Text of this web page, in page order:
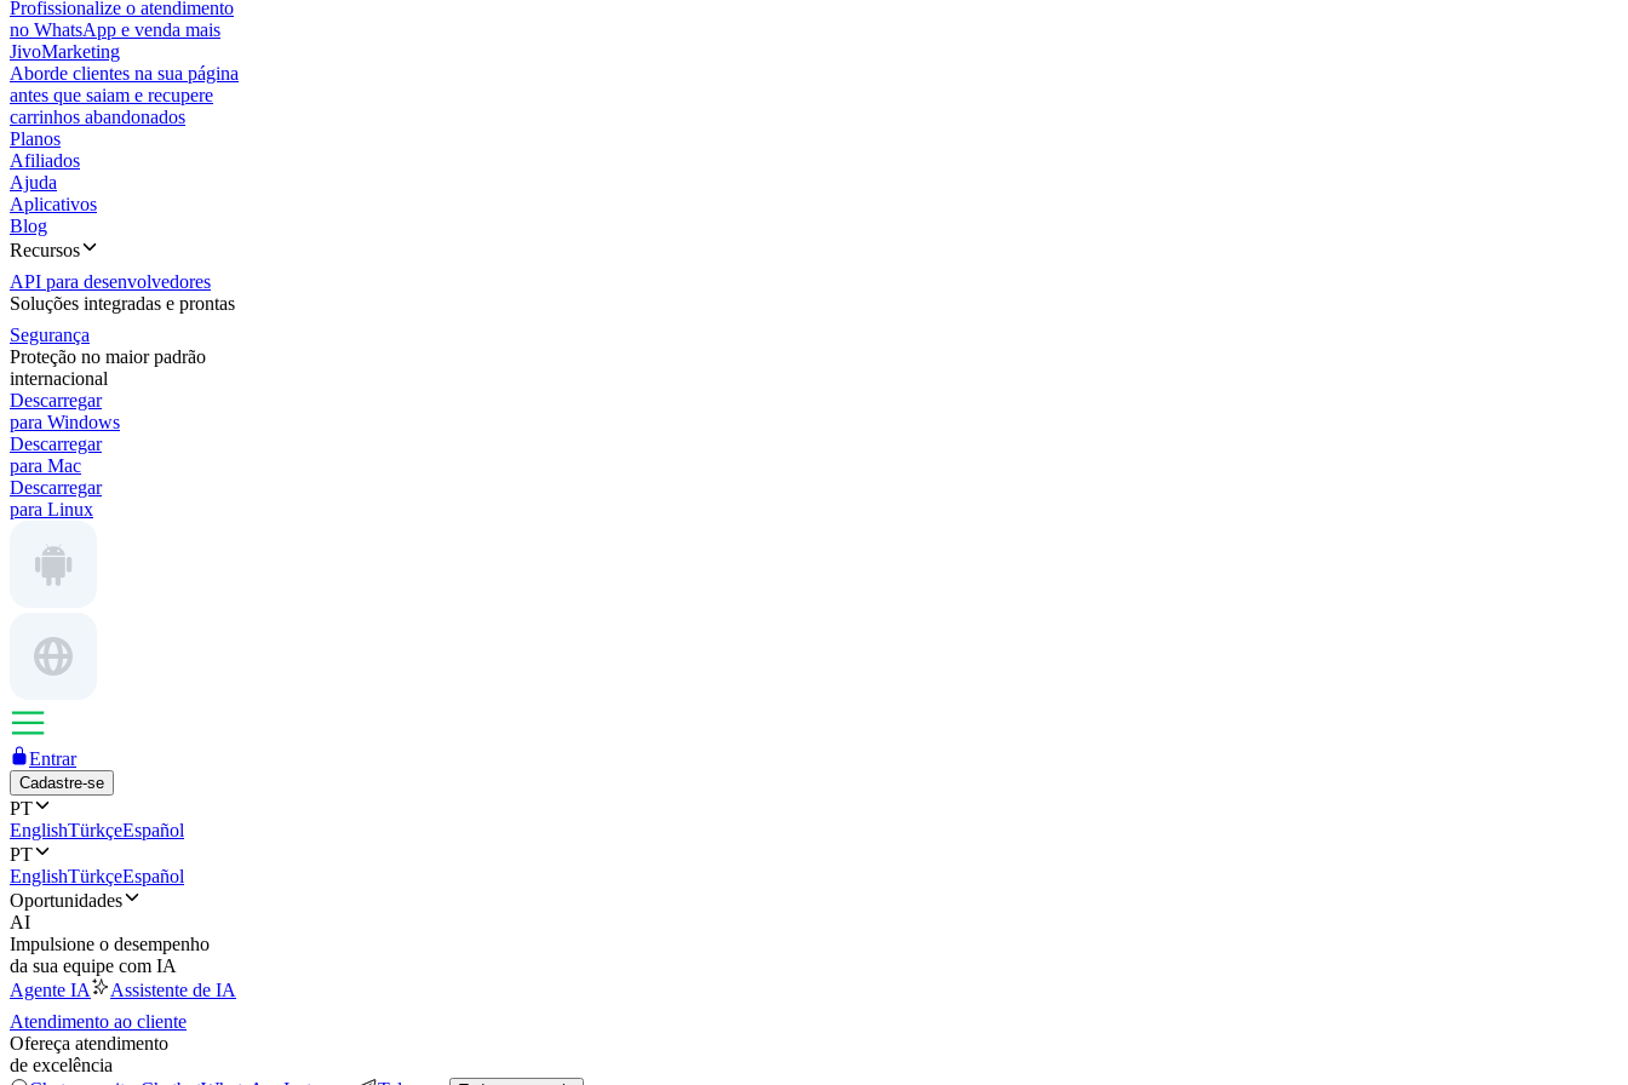
Profissionalize o atendimento
no WhatsApp e venda mais
JivoMarketing
Aborde clientes na sua página
antes que saiam e recupere
carrinhos abandonados
Planos
Afiliados
Ajuda
Aplicativos
Blog
Recursos
API para desenvolvedores
Soluções integradas e prontas
Segurança
Proteção no maior padrão
internacional
Descarregar
para Windows
Descarregar
para Mac
Descarregar
para Linux
Entrar
Cadastre-se
PT
EnglishTürkçeEspañol
PT
EnglishTürkçeEspañol
Oportunidades
AI
Impulsione o desempenho
da sua equipe com IA
Agente IA
Assistente de IA
Atendimento ao cliente
Ofereça atendimento
de excelência